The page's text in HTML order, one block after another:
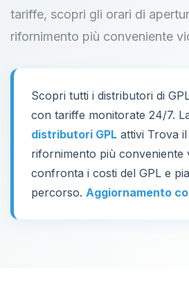
tariffe, scopri gli orari di
rifornimento più conveniente
Scopri tutti i distributori di
con tariffe monitorate 24/7.
distributori GPL attivi Trova
rifornimento più conveniente
confronta i costi del GPL e
percorso. Aggiornamento